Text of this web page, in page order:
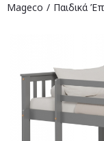
Mageco Παιδικά